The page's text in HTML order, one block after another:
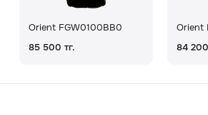
Orient FGW0100BB0
85 500 тг.
Orient
84 200